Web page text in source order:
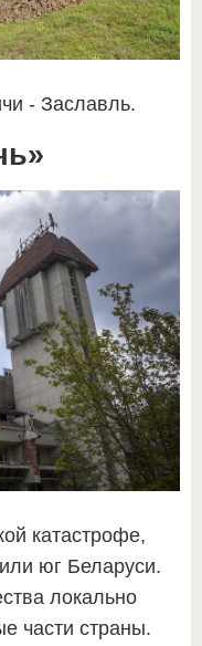
- Заславль.
катастрофе,
юг Беларуси.
локально
части страны.